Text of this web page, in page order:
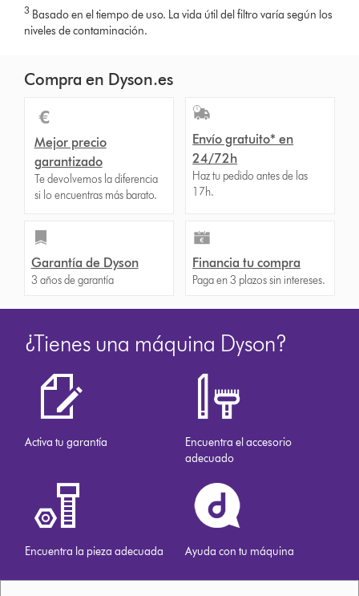
3 Basado en el tiempo de uso. La vida útil del filtro varía según los
niveles de contaminación.
Compra en Dyson.es
Mejor precio
garantizado
Te devolvemos la diferencia
si lo encuentras más barato.
Envío gratuito* en
24/72h
Haz tu pedido antes de las
17h.
Garantía de Dyson
3 años de garantía
Financia tu compra
Paga en 3 plazos sin intereses.
¿Tienes una máquina Dyson?
Activa tu garantía
Encuentra el accesorio
adecuado
Encuentra la pieza adecuada Ayuda con tu máquina